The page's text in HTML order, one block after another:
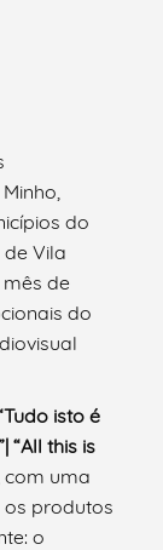
do
Vila
de
do
isto é
“All this is
, com uma
os produtos
o